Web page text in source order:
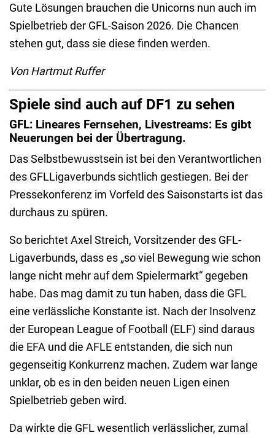
Gute Lösungen brauchen die Unicorns nun auch im
Spielbetrieb der GFL-Saison 2026. Die Chancen
stehen gut, dass sie diese finden werden.
Von Hartmut Ruffer
Spiele sind auch auf DF1 zu sehen
GFL: Lineares Fernsehen, Livestreams: Es gibt
Neuerungen bei der Übertragung.
Das Selbstbewusstsein ist bei den Verantwortlichen
des GFLLigaverbunds sichtlich gestiegen. Bei der
Pressekonferenz im Vorfeld des Saisonstarts ist das
durchaus zu spüren.
So berichtet Axel Streich, Vorsitzender des GFL-
Ligaverbunds, dass es „so viel Bewegung wie schon
lange nicht mehr auf dem Spielermarkt“ gegeben
habe. Das mag damit zu tun haben, dass die GFL
eine verlässliche Konstante ist. Nach der Insolvenz
der European League of Football (ELF) sind daraus
die EFA und die AFLE entstanden, die sich nun
gegenseitig Konkurrenz machen. Zudem war lange
unklar, ob es in den beiden neuen Ligen einen
Spielbetrieb geben wird.
Da wirkte die GFL wesentlich verlässlicher, zumal